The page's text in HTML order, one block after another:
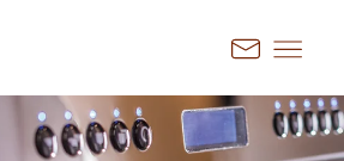
Kontakt